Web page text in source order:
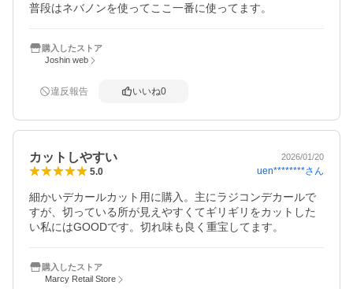
普段はネバノンを使ってここ一番に使ってます。
購入したストア
Joshin web
違反報告 いいね0
カットしやすい 2026/01/20
5.0 uen********さん
細かいデカールカット用に購入。主にラジコンデカールで
すが、切っている所が見えやすくてギリギリをカットした
い私にはGOODです。切れ味も良く重宝してます。
購入したストア
Marcy Retail Store